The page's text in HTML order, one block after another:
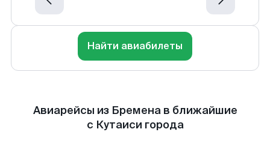
Найти авиабилеты
Авиарейсы из Бремена в ближайшие
с Кутаиси города